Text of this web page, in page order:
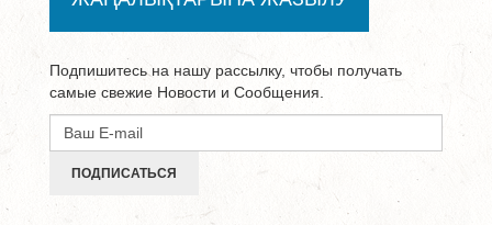
Подпишитесь на нашу рассылку, чтобы получать
самые свежие Новости и Сообщения.
ПОДПИСАТЬСЯ